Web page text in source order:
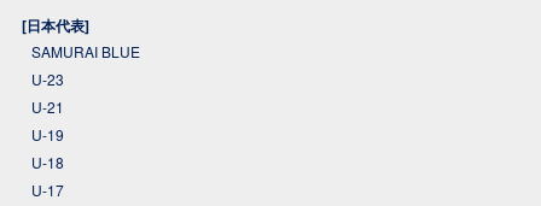
[日本代表]
SAMURAI BLUE
U-23
U-21
U-19
U-18
U-17